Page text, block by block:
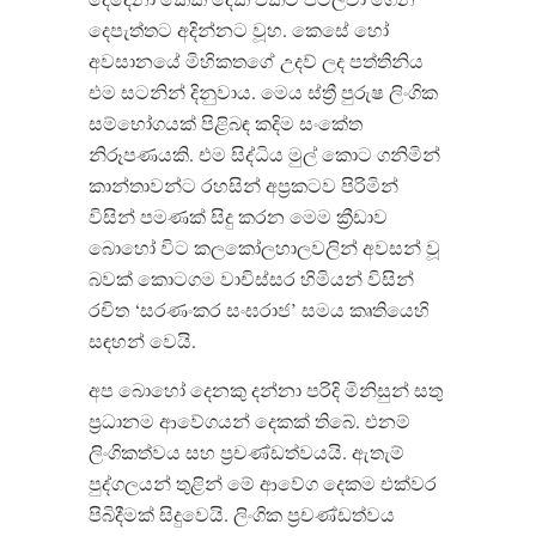
දෙපැත්තට අදින්නට වූහ. කෙසේ හෝ
අවසානයේ මිහිකතගේ උදව් ලද පත්තිනිය
එම සටනින් දිනුවාය. මෙය ස්ත්‍රී පුරුෂ ලිංගික
සම්භෝගයක් පිළිබඳ කදිම සංකේත
නිරූපණයකි. එම සිද්ධිය මුල් කොට ගනිමින්
කාන්තාවන්ට රහසින් අප්‍රකටව පිරිමින්
විසින් පමණක් සිදු කරන මෙම ක්‍රීඩාව
බොහෝ විට කලකෝලහාලවලින් අවසන් වූ
බවක් කොටගම වාචිස්සර හිමියන් විසින්
රචිත ‘සරණංකර සංඝරාජ’ සමය කෘතියෙහි
සඳහන් වෙයි.
අප බොහෝ දෙනකු දන්නා පරිදි මිනිසුන් සතු
ප්‍රධානම ආවේගයන් දෙකක් තිබේ. එනම්
ලිංගිකත්වය සහ ප්‍රචණ්ඩත්වයයි. ඇතැම්
පුද්ගලයන් තුළින් මේ ආවේග දෙකම එක්වර
පිබිදීමක් සිදුවෙයි. ලිංගික ප්‍රචණ්ඩත්වය